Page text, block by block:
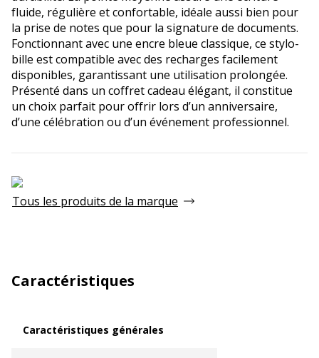
fluide, régulière et confortable, idéale aussi bien pour
la prise de notes que pour la signature de documents.
Fonctionnant avec une encre bleue classique, ce stylo-
bille est compatible avec des recharges facilement
disponibles, garantissant une utilisation prolongée.
Présenté dans un coffret cadeau élégant, il constitue
un choix parfait pour offrir lors d’un anniversaire,
d’une célébration ou d’un événement professionnel.
Tous les produits de la marque
Caractéristiques
Caractéristiques générales